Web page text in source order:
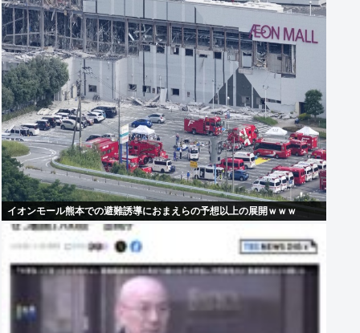
イオンモール熊本での避難誘導におまえらの予想以上の展開ｗｗｗ